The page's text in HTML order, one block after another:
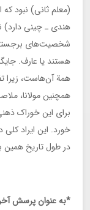
(معلم ثانی) نبود که
هندی ـ چینی دارد)
شخصیت‌های برجسته
هستند یا عارف.
همة آن‌هاست، زیرا
همچنین مولانا،
برای این خوراک
خورد. این ایراد
در طول تاریخ همین
*به عنوان پرسش